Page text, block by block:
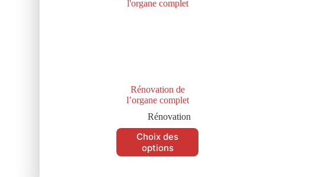
Rénovation de
l’organe complet
Rénovation
Choix des
options